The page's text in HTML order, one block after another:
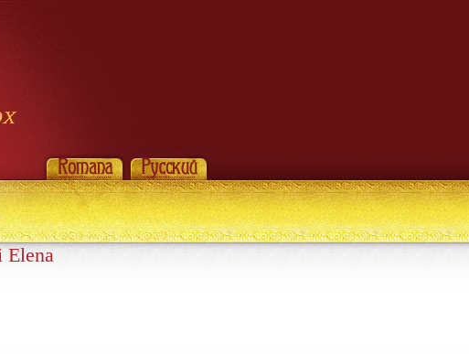
Elena